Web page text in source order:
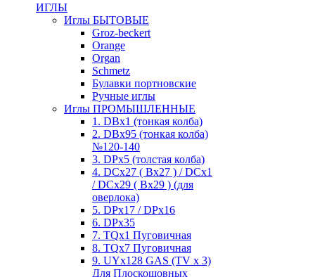
ИГЛЫ
Иглы БЫТОВЫЕ
Groz-beckert
Orange
Organ
Schmetz
Булавки портновские
Ручные иглы
Иглы ПРОМЫШЛЕННЫЕ
1. DBx1 (тонкая колба)
2. DBx95 (тонкая колба)
№120-140
3. DPx5 (толстая колба)
4. DCx27 ( Bx27 ) / DCx1
/ DCx29 ( Bx29 ) (для
оверлока)
5. DPx17 / DPx16
6. DPx35
7. TQx1 Пуговичная
8. TQx7 Пуговичная
9. UYx128 GAS (TV x 3)
Для Плоскошовных